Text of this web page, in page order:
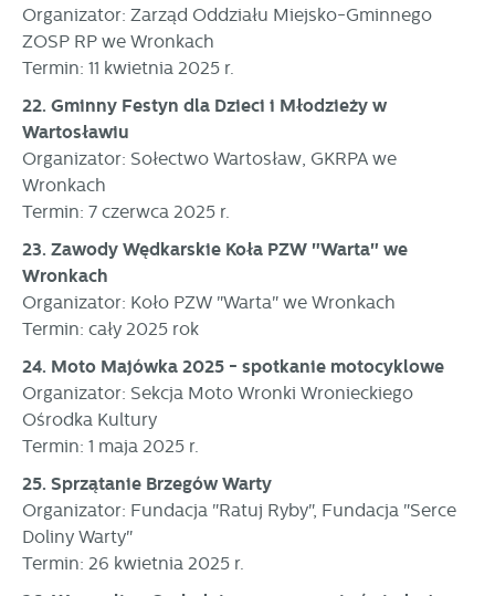
Organizator: Zarząd Oddziału Miejsko-Gminnego
ZOSP RP we Wronkach
Termin: 11 kwietnia 2025 r.
22. Gminny Festyn dla Dzieci i Młodzieży w
Wartosławiu
Organizator: Sołectwo Wartosław, GKRPA we
Wronkach
Termin: 7 czerwca 2025 r.
23. Zawody Wędkarskie Koła PZW "Warta" we
Wronkach
Organizator: Koło PZW "Warta" we Wronkach
Termin: cały 2025 rok
24. Moto Majówka 2025 - spotkanie motocyklowe
Organizator: Sekcja Moto Wronki Wronieckiego
Ośrodka Kultury
Termin: 1 maja 2025 r.
25. Sprzątanie Brzegów Warty
Organizator: Fundacja "Ratuj Ryby", Fundacja "Serce
Doliny Warty"
Termin: 26 kwietnia 2025 r.